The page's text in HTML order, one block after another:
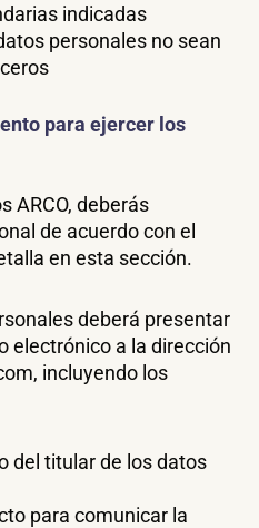
indicadas
personales no sean
para ejercer los
ARCO, deberás
de acuerdo con el
en esta sección.
deberá presentar
electrónico a la dirección
incluyendo los
del titular de los datos
para comunicar la